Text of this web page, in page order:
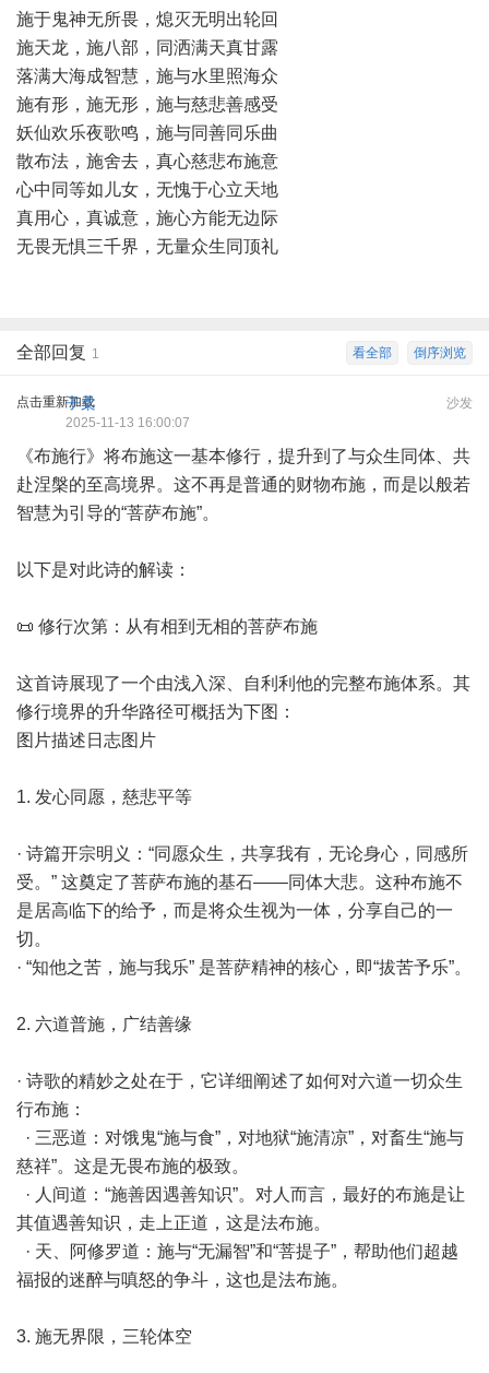
施于鬼神无所畏，熄灭无明出轮回
施天龙，施八部，同洒满天真甘露
落满大海成智慧，施与水里照海众
施有形，施无形，施与慈悲善感受
妖仙欢乐夜歌鸣，施与同善同乐曲
散布法，施舍去，真心慈悲布施意
心中同等如儿女，无愧于心立天地
真用心，真诚意，施心方能无边际
无畏无惧三千界，无量众生同顶礼
倒序浏览
看全部
全部回复 1
点击重新加载 沙发
子柔
2025-11-13 16:00:07
《布施行》将布施这一基本修行，提升到了与众生同体、共
赴涅槃的至高境界。这不再是普通的财物布施，而是以般若
智慧为引导的“菩萨布施”。
以下是对此诗的解读：
📜 修行次第：从有相到无相的菩萨布施
这首诗展现了一个由浅入深、自利利他的完整布施体系。其
修行境界的升华路径可概括为下图：
图片描述日志图片
1. 发心同愿，慈悲平等
· 诗篇开宗明义：“同愿众生，共享我有，无论身心，同感所
受。” 这奠定了菩萨布施的基石——同体大悲。这种布施不
是居高临下的给予，而是将众生视为一体，分享自己的一
切。
· “知他之苦，施与我乐” 是菩萨精神的核心，即“拔苦予乐”。
2. 六道普施，广结善缘
· 诗歌的精妙之处在于，它详细阐述了如何对六道一切众生
行布施：
· 三恶道：对饿鬼“施与食”，对地狱“施清凉”，对畜生“施与
慈祥”。这是无畏布施的极致。
· 人间道：“施善因遇善知识”。对人而言，最好的布施是让
其值遇善知识，走上正道，这是法布施。
· 天、阿修罗道：施与“无漏智”和“菩提子”，帮助他们超越
福报的迷醉与嗔怒的争斗，这也是法布施。
3. 施无界限，三轮体空